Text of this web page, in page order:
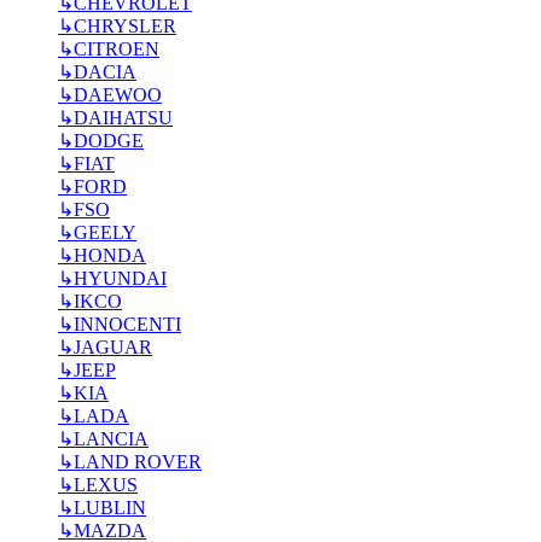
↳CHRYSLER
↳CITROEN
↳DACIA
↳DAEWOO
↳DAIHATSU
↳DODGE
↳FIAT
↳FORD
↳FSO
↳GEELY
↳HONDA
↳HYUNDAI
↳IKCO
↳INNOCENTI
↳JAGUAR
↳JEEP
↳KIA
↳LADA
↳LANCIA
↳LAND ROVER
↳LEXUS
↳LUBLIN
↳MAZDA